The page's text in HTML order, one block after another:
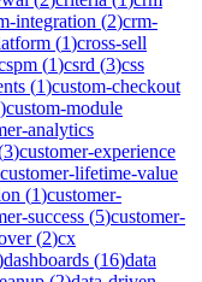
integration (2)crm-
(1)cross-sell
(1)csrd (3)css
(1)custom-checkout
)custom-module
analytics
3)customer-experience
customer-lifetime-value
(1)customer-
success (5)customer-
(2)cx
dashboards (16)data